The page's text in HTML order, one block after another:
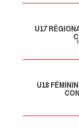
U17
U18